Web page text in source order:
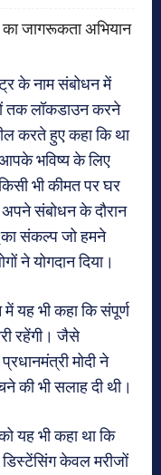
जागरूकता अभियान
के नाम संबोधन में
तक लॉकडाउन करने
करते हुए कहा कि था
भविष्य के लिए
भी कीमत पर घर
संबोधन के दौरान
का संकल्प जो हमने
ने योगदान दिया।
यह भी कहा कि संपूर्ण
रहेंगी। जैसे
मोदी ने
की भी सलाह दी थी।
यह भी कहा था कि
केवल मरीजों